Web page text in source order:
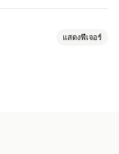
แสดงฟีเจอร์